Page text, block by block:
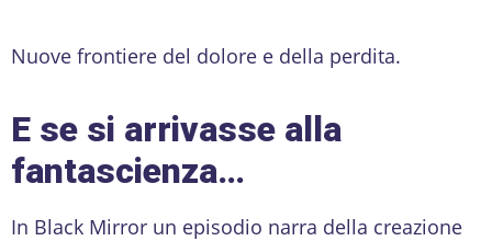
Nuove frontiere del dolore e della perdita.
E se si arrivasse alla
fantascienza…
In Black Mirror un episodio narra della creazione